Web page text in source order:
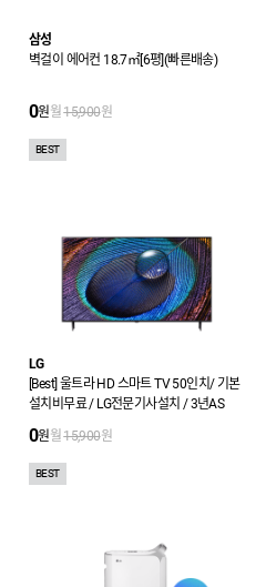
삼성
벽걸이 에어컨 18.7㎡[6평](빠른배송)
0원월15,900원
BEST
LG
[Best] 울트라 HD 스마트 TV 50인치/ 기본
설치비무료 / LG전문기사설치 / 3년AS
0원월15,900원
BEST